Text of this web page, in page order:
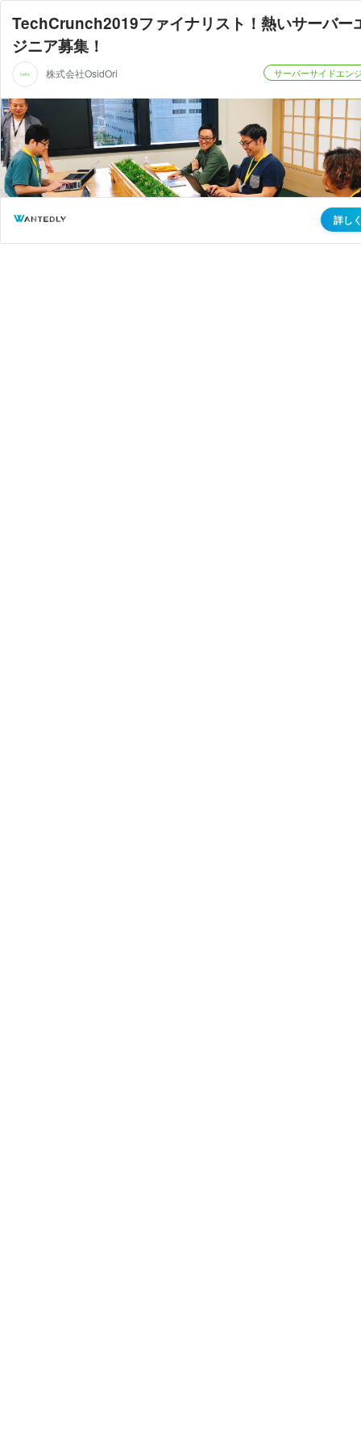
TechCrunch2019ファイナリスト！熱いサーバー
ジニア募集！
株式会社OsidOri サーバーサイドエン
詳し